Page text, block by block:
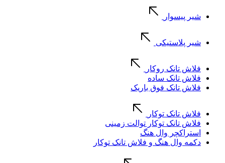
شیر پیسوار
شیر پلاستیکی
فلاش تانک روکار
فلاش تانک ساده
فلاش تانک فوق باریک
فلاش تانک توکار
فلاش تانک توکار توالت زمینی
استراکچر وال هنگ
دکمه وال هنگ و فلاش تانک توکار